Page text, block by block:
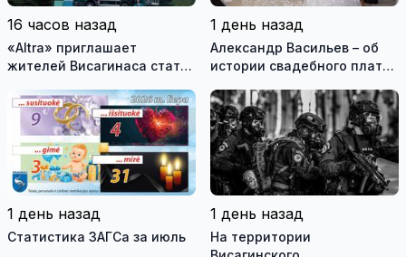
16 часов назад
«Altra» приглашает
жителей Висагинаса стать
обновлённой стелы
1 день назад
Александр Васильев – об
истории свадебного платья
истории моды (видео)
1 день назад
Статистика ЗАГСа за июль
1 день назад
На территории